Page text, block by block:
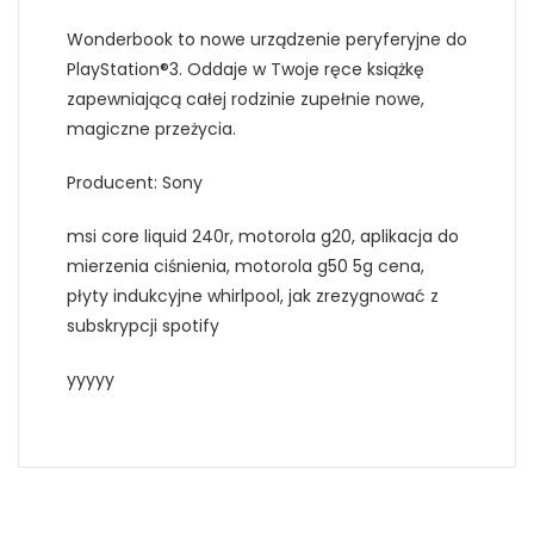
Wonderbook to nowe urządzenie peryferyjne do
PlayStation®3. Oddaje w Twoje ręce książkę
zapewniającą całej rodzinie zupełnie nowe,
magiczne przeżycia.
Producent: Sony
msi core liquid 240r, motorola g20, aplikacja do
mierzenia ciśnienia, motorola g50 5g cena,
płyty indukcyjne whirlpool, jak zrezygnować z
subskrypcji spotify
yyyyy